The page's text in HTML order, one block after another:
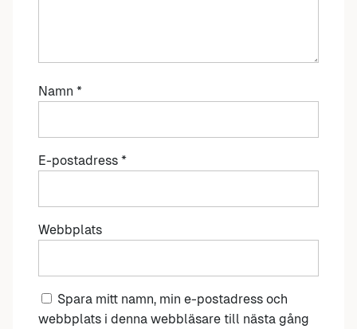
Namn *
E-postadress *
Webbplats
Spara mitt namn, min e-postadress och
webbplats i denna webbläsare till nästa gång